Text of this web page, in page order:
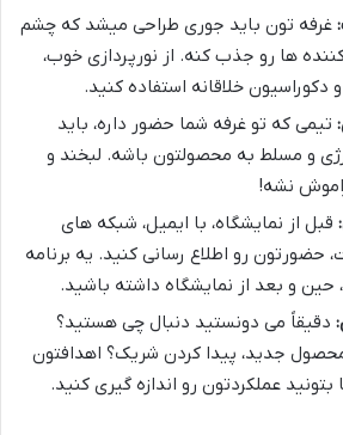
غرفه تون باید جوری طراحی میشد که چشم
ها رو جذب کنه. از نورپردازی خوب،
دکوراسیون خلاقانه استفاده کنید.
تیمی که تو غرفه شما حضور داره، باید
و مسلط به محصولتون باشه. لبخند و
نشه!
قبل از نمایشگاه، با ایمیل، شبکه های
حضورتون رو اطلاع رسانی کنید. یه برنامه
حین و بعد از نمایشگاه داشته باشید.
دقیقاً می دونستید دنبال چی هستید؟
جدید، پیدا کردن شریک؟ اهدافتون
عملکردتون رو اندازه گیری کنید.